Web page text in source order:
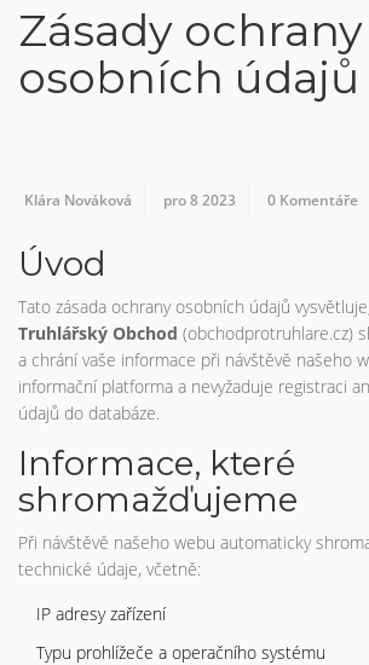
Zásady ochrany
osobních údajů
Klára Nováková pro 8 2023 0 Komentáře
Úvod
Tato zásada ochrany osobních údajů
Truhlářský Obchod (obchodprotruhlare.cz)
a chrání vaše informace při návštěvě našeho
informační platforma a nevyžaduje registraci
údajů do databáze.
Informace, které
shromažďujeme
Při návštěvě našeho webu automaticky
technické údaje, včetně:
IP adresy zařízení
Typu prohlížeče a operačního systému